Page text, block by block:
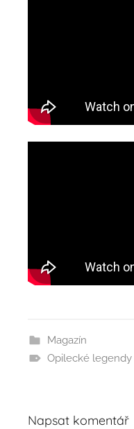
Magazín
Opilecké legendy
Napsat komentář